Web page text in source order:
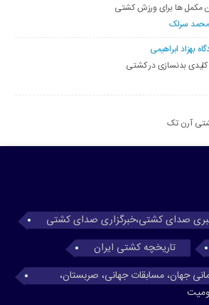
مکمل ها برای ورزش کشتی
محمد سرلک
بهزاد ابراهیمی
بدنسازی در کشتی
آرن تک
صدای کشتی،خبرگزاری صدای کشتی
تاریخچه کشتی ایران
جهان، مسابقات جهانی، صربستان،